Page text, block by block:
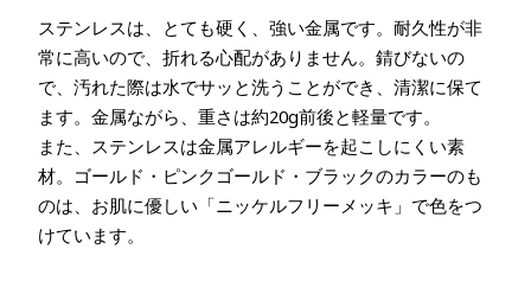
ステンレスは、とても硬く、強い金属です。耐久性が非
常に高いので、折れる心配がありません。錆びないの
で、汚れた際は水でサッと洗うことができ、清潔に保て
ます。金属ながら、重さは約20g前後と軽量です。
また、ステンレスは金属アレルギーを起こしにくい素
材。ゴールド・ピンクゴールド・ブラックのカラーのも
のは、お肌に優しい「ニッケルフリーメッキ」で色をつ
けています。